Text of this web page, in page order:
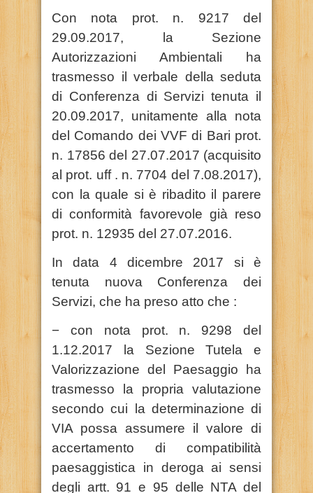
Con nota prot. n. 9217 del
29.09.2017, la Sezione
Autorizzazioni Ambientali ha
trasmesso il verbale della seduta
di Conferenza di Servizi tenuta il
20.09.2017, unitamente alla nota
del Comando dei VVF di Bari prot.
n. 17856 del 27.07.2017 (acquisito
al prot. uff . n. 7704 del 7.08.2017),
con la quale si è ribadito il parere
di conformità favorevole già reso
prot. n. 12935 del 27.07.2016.
In data 4 dicembre 2017 si è
tenuta nuova Conferenza dei
Servizi, che ha preso atto che :
− con nota prot. n. 9298 del
1.12.2017 la Sezione Tutela e
Valorizzazione del Paesaggio ha
trasmesso la propria valutazione
secondo cui la determinazione di
VIA possa assumere il valore di
accertamento di compatibilità
paesaggistica in deroga ai sensi
degli artt. 91 e 95 delle NTA del